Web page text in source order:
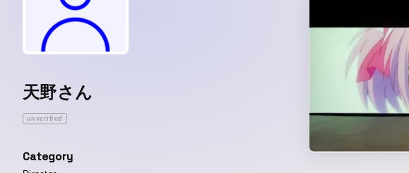
天野さん
unverified
Category